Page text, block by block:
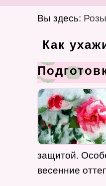
Вы здесь: Розы
Как
защитой.
весенние